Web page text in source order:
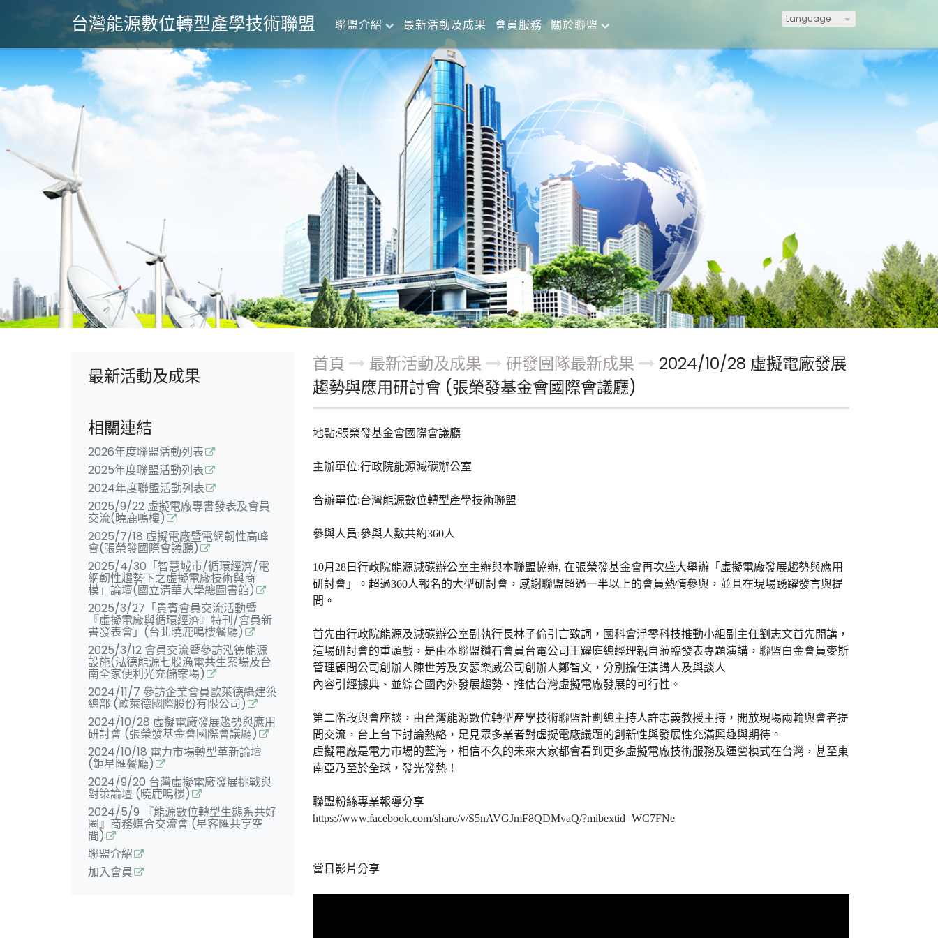
Language
台灣能源數位轉型產學技術聯盟 聯盟介紹 最新活動及成果 會員服務 關於聯盟
最新活動及成果
相關連結
2026年度聯盟活動列表
2025年度聯盟活動列表
2024年度聯盟活動列表
2025/9/22 虛擬電廠專書發表及會員
交流(曉鹿鳴樓)
2025/7/18 虛擬電廠暨電網韌性高峰
會(張榮發國際會議廳)
2025/4/30「智慧城市/循環經濟/電
網韌性趨勢下之虛擬電廠技術與商
模」論壇(國立清華大學總圖書館)
2025/3/27「貴賓會員交流活動暨
『虛擬電廠與循環經濟』特刊/會員新
書發表會」(台北曉鹿鳴樓餐廳)
2025/3/12 會員交流暨參訪泓德能源
設施(泓德能源七股漁電共生案場及台
南全家便利光充儲案場)
2024/11/7 參訪企業會員歐萊德綠建築
總部 (歐萊德國際股份有限公司)
2024/10/28 虛擬電廠發展趨勢與應用
研討會 (張榮發基金會國際會議廳)
2024/10/18 電力市場轉型革新論壇
(鉅星匯餐廳)
2024/9/20 台灣虛擬電廠發展挑戰與
對策論壇 (曉鹿鳴樓)
2024/5/9 『能源數位轉型生態系共好
圈』商務媒合交流會 (星客匯共享空
間)
聯盟介紹
加入會員
首頁 最新活動及成果 研發團隊最新成果
2024/10/28 虛擬電廠發展
趨勢與應用研討會 (張榮發基金會國際會議廳)
地點:張榮發基金會國際會議廳
主辦單位:行政院能源減碳辦公室
合辦單位:台灣能源數位轉型產學技術聯盟
參與人員:參與人數共約360人
10月28日行政院能源減碳辦公室主辦與本聯盟協辦, 在張榮發基金會再次盛大舉辦「虛擬電廠發展趨勢與應用
研討會」。超過360人報名的大型研討會，感謝聯盟超過一半以上的會員熱情參與，並且在現場踴躍發言與提
問。
首先由行政院能源及減碳辦公室副執行長林子倫引言致詞，國科會淨零科技推動小組副主任劉志文首先開講，
這場研討會的重頭戲，是由本聯盟鑽石會員台電公司王耀庭總經理親自蒞臨發表專題演講，聯盟白金會員麥斯
管理顧問公司創辦人陳世芳及安瑟樂威公司創辦人鄭智文，分別擔任演講人及與談人
內容引經據典、並綜合國內外發展趨勢、推估台灣虛擬電廠發展的可行性。
第二階段與會座談，由台灣能源數位轉型產學技術聯盟計劃總主持人許志義教授主持，開放現場兩輪與會者提
問交流，台上台下討論熱絡，足見眾多業者對虛擬電廠議題的創新性與發展性充滿興趣與期待。
虛擬電廠是電力市場的藍海，相信不久的未來大家都會看到更多虛擬電廠技術服務及運營模式在台灣，甚至東
南亞乃至於全球，發光發熱！
聯盟粉絲專業報導分享
https://www.facebook.com/share/v/S5nAVGJmF8QDMvaQ/?mibextid=WC7FNe
當日影片分享